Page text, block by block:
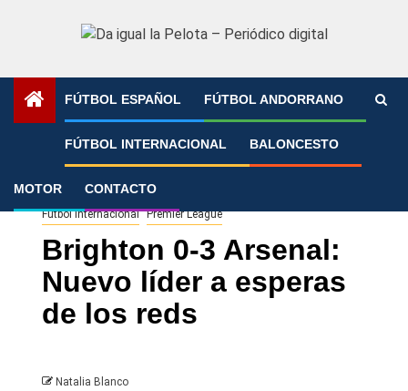
FÚTBOL ESPAÑOL FÚTBOL ANDORRANO
FÚTBOL INTERNACIONAL BALONCESTO
MOTOR CONTACTO
»
Fútbol Internacional Premier League
Brighton 0-3 Arsenal:
Nuevo líder a esperas
de los reds
Natalia Blanco